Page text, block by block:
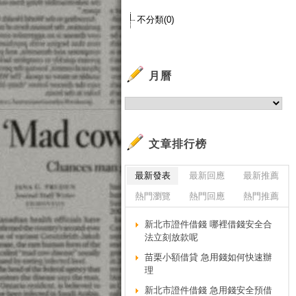
不分類(0)
月曆
文章排行榜
最新發表 最新回應
最新推薦
熱門瀏覽
熱門回應 熱門推薦
新北市證件借錢 哪裡借錢安全合
法立刻放款呢
苗栗小額借貸 急用錢如何快速辦
理
新北市證件借錢 急用錢安全預借